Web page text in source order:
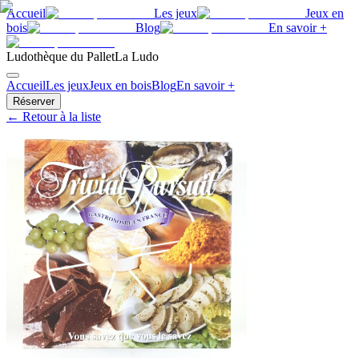
Accueil Les jeux
Jeux en
bois
Blog En savoir +
Ludothèque du PalletLa Ludo
AccueilLes jeuxJeux en boisBlogEn savoir +
Réserver
← Retour à la liste